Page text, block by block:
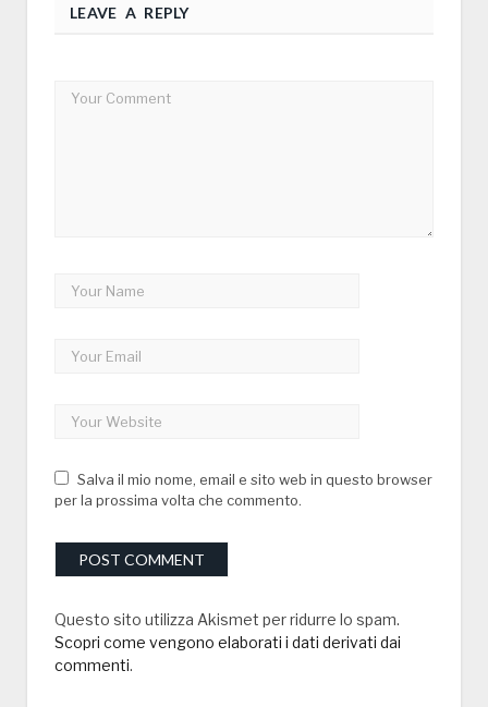
LEAVE A REPLY
Salva il mio nome, email e sito web in questo browser
per la prossima volta che commento.
Questo sito utilizza Akismet per ridurre lo spam.
Scopri come vengono elaborati i dati derivati dai
commenti.